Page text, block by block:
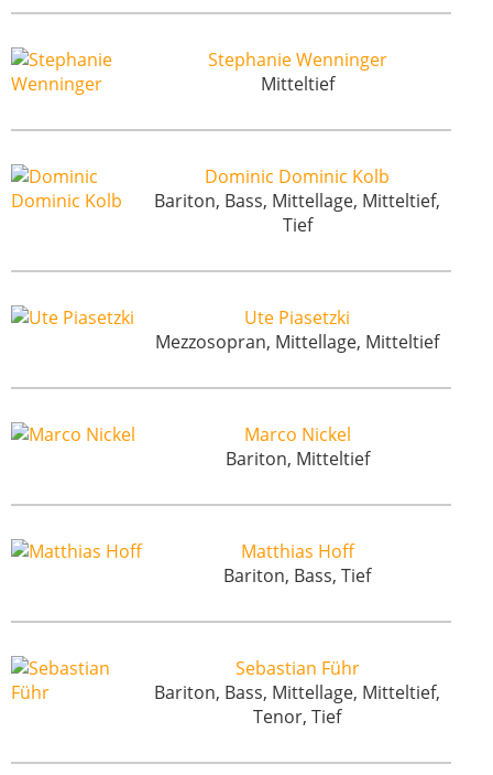
Stephanie Wenninger
Mitteltief
Dominic Dominic Kolb
Bariton, Bass, Mittellage, Mitteltief,
Tief
Ute Piasetzki
Mezzosopran, Mittellage, Mitteltief
Marco Nickel
Bariton, Mitteltief
Matthias Hoff
Bariton, Bass, Tief
Sebastian Führ
Bariton, Bass, Mittellage, Mitteltief,
Tenor, Tief